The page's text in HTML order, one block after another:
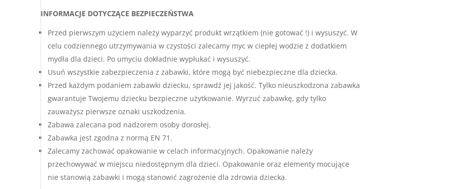
INFORMACJE DOTYCZĄCE BEZPIECZEŃSTWA
Przed pierwszym użyciem należy wyparzyć produkt wrzątkiem (nie gotować !) i wysuszyć. W
celu codziennego utrzymywania w czystości zalecamy myc w ciepłej wodzie z dodatkiem
mydła dla dzieci. Po umyciu dokładnie wypłukać i wysuszyć.
Usuń wszystkie zabezpieczenia z zabawki, które mogą być niebezpieczne dla dziecka.
Przed każdym podaniem zabawki dziecku, sprawdź jej jakość. Tylko nieuszkodzona zabawka
gwarantuje Twojemu dziecku bezpieczne użytkowanie. Wyrzuć zabawkę, gdy tylko
zauważysz pierwsze oznaki uszkodzenia.
Zabawa zalecana pod nadzorem osoby dorosłej.
Zabawka jest zgodna z normą EN 71.
Zalecamy zachować opakowanie w celach informacyjnych. Opakowanie należy
przechowywać w miejscu niedostępnym dla dzieci. Opakowanie oraz elementy mocujące
nie stanowią zabawki i mogą stanowić zagrożenie dla zdrowia dziecka.